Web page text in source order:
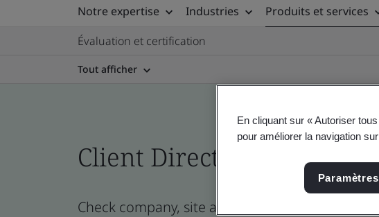
Notre expertise Industries Produits et services
Évaluation et certification
Tout afficher
Client Directory certificate
Check company, site and product certificates -
En cliquant sur « Autoriser
pour améliorer la navigation